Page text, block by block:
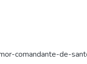
comandante-de-